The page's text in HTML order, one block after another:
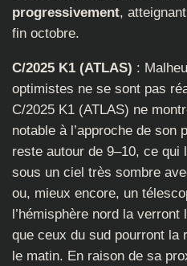
progressivement,
fin octobre.
C/2025 K1 (ATLAS) :
optimistes ne se sont pas
C/2025 K1 (ATLAS) ne
notable à l’approche de son
reste autour de 9–10, ce qui
sous un ciel très sombre
ou, mieux encore, un
l’hémisphère nord la
que ceux du sud pourront la
le matin. En raison de sa